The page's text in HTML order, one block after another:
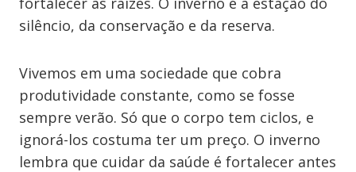
silêncio, da conservação e da reserva.
Vivemos em uma sociedade que cobra
produtividade constante, como se fosse
sempre verão. Só que o corpo tem ciclos, e
ignorá-los costuma ter um preço. O inverno
lembra que cuidar da saúde é fortalecer antes